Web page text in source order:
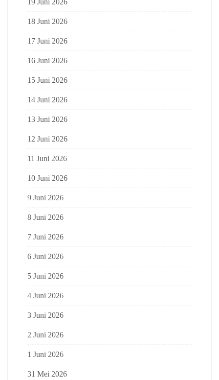
19 Juni 2026
18 Juni 2026
17 Juni 2026
16 Juni 2026
15 Juni 2026
14 Juni 2026
13 Juni 2026
12 Juni 2026
11 Juni 2026
10 Juni 2026
9 Juni 2026
8 Juni 2026
7 Juni 2026
6 Juni 2026
5 Juni 2026
4 Juni 2026
3 Juni 2026
2 Juni 2026
1 Juni 2026
31 Mei 2026